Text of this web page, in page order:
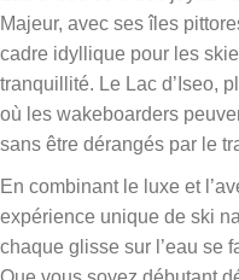
Majeur, avec ses îles
cadre idyllique pour les
tranquillité. Le Lac d’Iseo,
où les wakeboarders
sans être dérangés par le
En combinant le luxe et
expérience unique de ski
chaque glisse sur l’eau se